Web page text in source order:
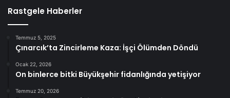
Rastgele Haberler
Temmuz 5, 2025
Çınarcık’ta Zincirleme Kaza: İşçi Ölümden Döndü
Ocak 22, 2026
On binlerce bitki Büyükşehir fidanlığında yetişiyor
Temmuz 20, 2026